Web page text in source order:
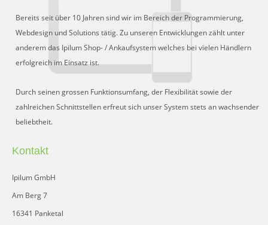
Bereits seit über 10 Jahren sind wir im Bereich der Programmierung,
Webdesign und Solutions tätig. Zu unseren Entwicklungen zählt unter
anderem das Ipilum Shop- / Ankaufsystem welches bei vielen Händlern
erfolgreich im Einsatz ist.
Durch seinen grossen Funktionsumfang, der Flexibilität sowie der
zahlreichen Schnittstellen erfreut sich unser System stets an wachsender
beliebtheit.
Kontakt
Ipilum GmbH
Am Berg 7
16341 Panketal